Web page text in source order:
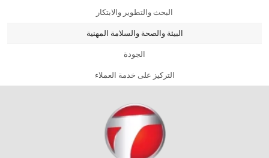
البحث والتطوير والابتكار
البيئة والصحة والسلامة المهنية
الجودة
التركيز على خدمة العملاء